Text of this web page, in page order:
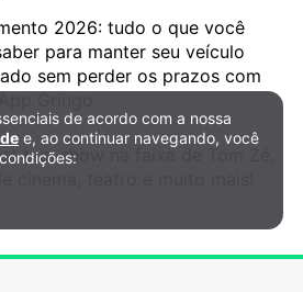
2026: tudo o que você
para manter seu veículo
sem perder os prazos com
tem show na faixa de Tom Zé,
cinema, teatro e muito mais!
e Cookiesde acordo com a nossa
e, ao continuar navegando, você